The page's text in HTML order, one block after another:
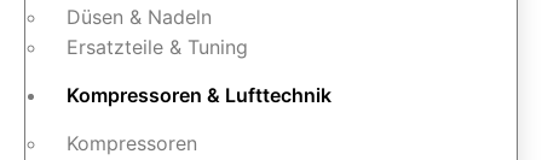
Düsen & Nadeln
Ersatzteile & Tuning
Kompressoren & Lufttechnik
Kompressoren